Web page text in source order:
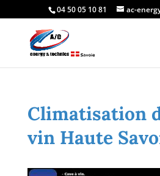
04 50 05 10 81 ac-
Climatisation
vin Haute